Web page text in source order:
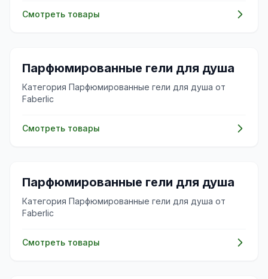
Смотреть товары
🌸
Парфюмированные гели для душа
Категория Парфюмированные гели для душа от
Faberlic
Смотреть товары
🌸
Парфюмированные гели для душа
Категория Парфюмированные гели для душа от
Faberlic
Смотреть товары